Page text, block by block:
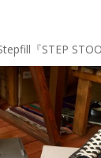
『STEP